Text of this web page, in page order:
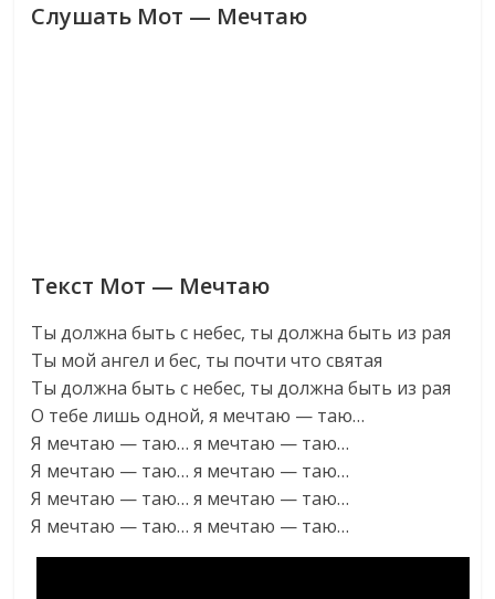
Слушать Мот — Мечтаю
Текст Мот — Мечтаю
Ты должна быть с небес, ты должна быть из рая
Ты мой ангел и бес, ты почти что святая
Ты должна быть с небес, ты должна быть из рая
О тебе лишь одной, я мечтаю — таю…
Я мечтаю — таю… я мечтаю — таю…
Я мечтаю — таю… я мечтаю — таю…
Я мечтаю — таю… я мечтаю — таю…
Я мечтаю — таю… я мечтаю — таю…